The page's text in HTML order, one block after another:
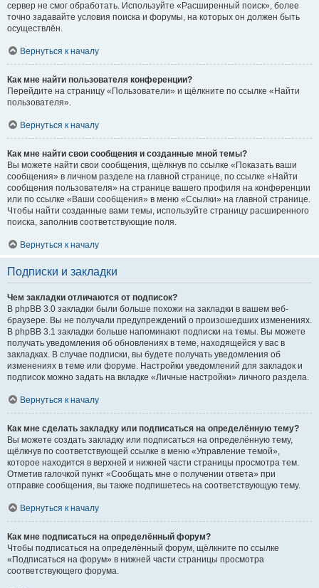
сервер не смог обработать. Используйте «Расширенный поиск», более
точно задавайте условия поиска и форумы, на которых он должен быть
осуществлён.
Вернуться к началу
Как мне найти пользователя конференции?
Перейдите на страницу «Пользователи» и щёлкните по ссылке «Найти
пользователя».
Вернуться к началу
Как мне найти свои сообщения и созданные мной темы?
Вы можете найти свои сообщения, щёлкнув по ссылке «Показать ваши
сообщения» в личном разделе на главной странице, по ссылке «Найти
сообщения пользователя» на странице вашего профиля на конференции
или по ссылке «Ваши сообщения» в меню «Ссылки» на главной странице.
Чтобы найти созданные вами темы, используйте страницу расширенного
поиска, заполнив соответствующие поля.
Вернуться к началу
Подписки и закладки
Чем закладки отличаются от подписок?
В phpBB 3.0 закладки были больше похожи на закладки в вашем веб-
браузере. Вы не получали предупреждений о произошедших изменениях.
В phpBB 3.1 закладки больше напоминают подписки на темы. Вы можете
получать уведомления об обновлениях в теме, находящейся у вас в
закладках. В случае подписки, вы будете получать уведомления об
изменениях в теме или форуме. Настройки уведомлений для закладок и
подписок можно задать на вкладке «Личные настройки» личного раздела.
Вернуться к началу
Как мне сделать закладку или подписаться на определённую тему?
Вы можете создать закладку или подписаться на определённую тему,
щёлкнув по соответствующей ссылке в меню «Управление темой»,
которое находится в верхней и нижней части страницы просмотра тем.
Отметив галочкой пункт «Сообщать мне о получении ответа» при
отправке сообщения, вы также подпишетесь на соответствующую тему.
Вернуться к началу
Как мне подписаться на определённый форум?
Чтобы подписаться на определённый форум, щёлкните по ссылке
«Подписаться на форум» в нижней части страницы просмотра
соответствующего форума.